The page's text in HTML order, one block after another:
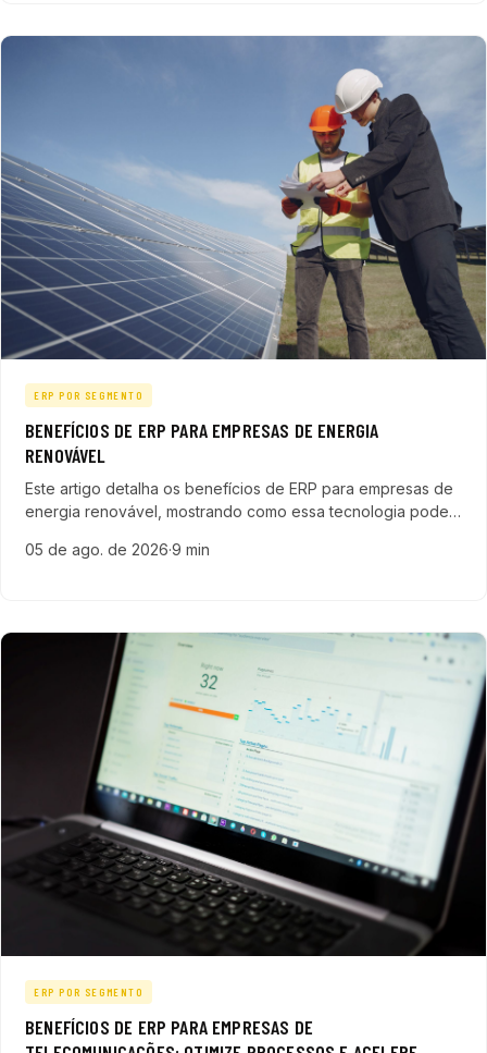
ERP POR SEGMENTO
BENEFÍCIOS DE ERP PARA EMPRESAS DE ENERGIA
RENOVÁVEL
Este artigo detalha os benefícios de ERP para empresas de
energia renovável, mostrando como essa tecnologia pode
potencializar o crescimento sustentável do setor.
05 de ago. de 2026·9 min
ERP POR SEGMENTO
BENEFÍCIOS DE ERP PARA EMPRESAS DE